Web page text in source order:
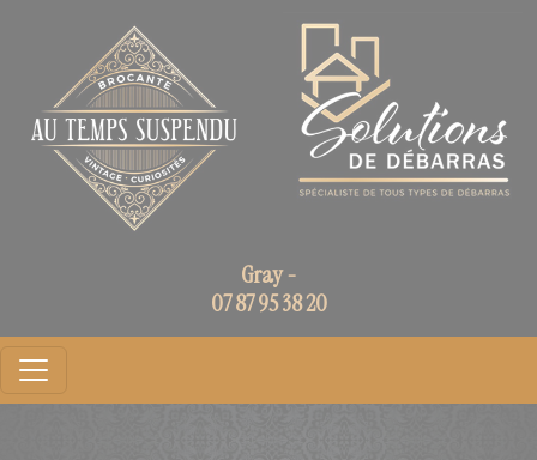
Gray -
07 87 95 38 20